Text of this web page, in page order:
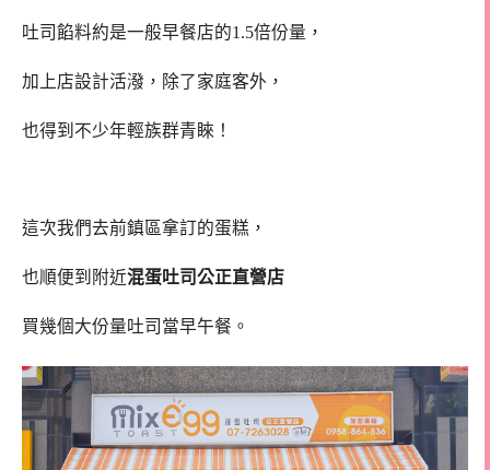
吐司餡料約是一般早餐店的1.5倍份量，
加上店設計活潑，除了家庭客外，
也得到不少年輕族群青睞！
這次我們去前鎮區拿訂的蛋糕，
也順便到附近混蛋吐司公正直營店
買幾個大份量吐司當早午餐。